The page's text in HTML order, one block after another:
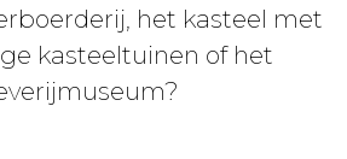
het kasteel met
kasteeltuinen of het